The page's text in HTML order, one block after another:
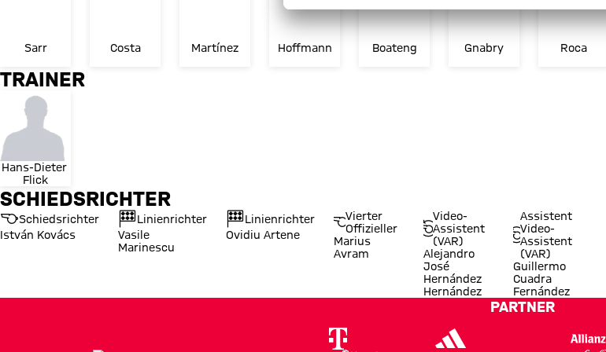
Sarr Costa Martínez Hoffmann Boateng Gnabry Roca
TRAINER
Hans-Dieter
Flick
SCHIEDSRICHTER
Schiedsrichter
István Kovács
Linienrichter
Vasile
Marinescu
Linienrichter
Ovidiu Artene
Vierter
Offizieller
Marius
Avram
Video-
Assistent
(VAR)
Alejandro
José
Hernández
Hernández
Assistent
Video-
Assistent
(VAR)
Guillermo
Cuadra
Fernández
PARTNER